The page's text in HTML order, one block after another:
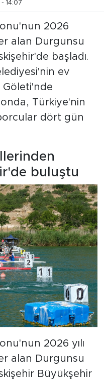
14:07
2026
alan Durgunsu
başladı.
ev
Göleti'nde
Türkiye'nin
dört gün
buluştu
2026 yılı
alan Durgunsu
Büyükşehir